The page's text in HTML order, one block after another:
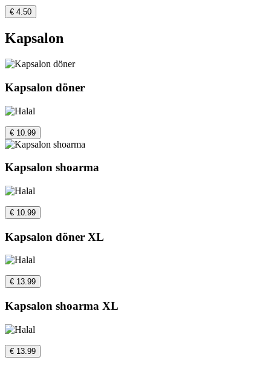
€ 4.50
Kapsalon
Kapsalon döner
€ 10.99
Kapsalon shoarma
€ 10.99
Kapsalon döner XL
€ 13.99
Kapsalon shoarma XL
€ 13.99